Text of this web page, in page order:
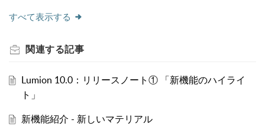
すべて表示する
関連する記事
Lumion 10.0：リリースノート① 「新機能のハイライ
ト」
新機能紹介 - 新しいマテリアル